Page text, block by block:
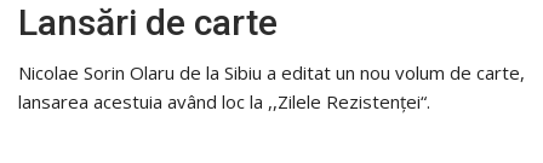
Lansări de carte
Nicolae Sorin Olaru de la Sibiu a editat un nou volum de carte,
lansarea acestuia având loc la ,,Zilele Rezistenței“.